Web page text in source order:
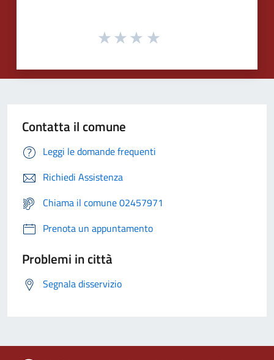
Contatta il comune
Leggi le domande frequenti
Richiedi Assistenza
Chiama il comune 02457971
Prenota un appuntamento
Problemi in città
Segnala disservizio